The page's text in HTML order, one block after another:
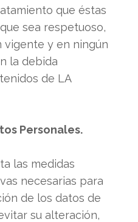
que éstas
sea respetuoso,
vigente y en ningún
la debida
de LA
Personales.
las medidas
necesarias para
de los datos de
su alteración,